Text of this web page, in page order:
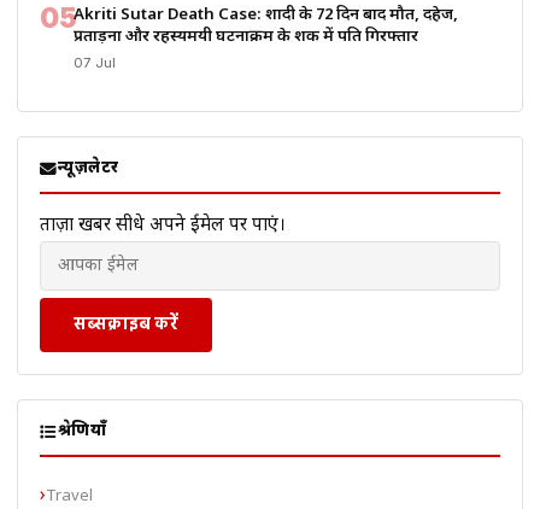
05Akriti Sutar Death Case: शादी के 72 दिन बाद मौत, दहेज,
प्रताड़ना और रहस्यमयी घटनाक्रम के शक में पति गिरफ्तार
07 Jul
न्यूज़लेटर
ताज़ा खबरें सीधे अपने ईमेल पर पाएं।
सब्सक्राइब करें
श्रेणियाँ
Travel